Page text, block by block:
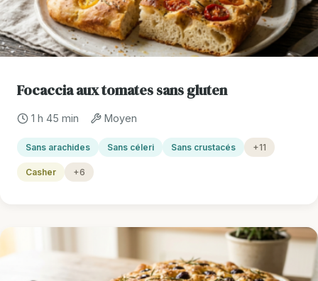
Focaccia aux tomates sans gluten
1 h 45 min Moyen
Sans arachides Sans céleri Sans crustacés +11
Casher +6